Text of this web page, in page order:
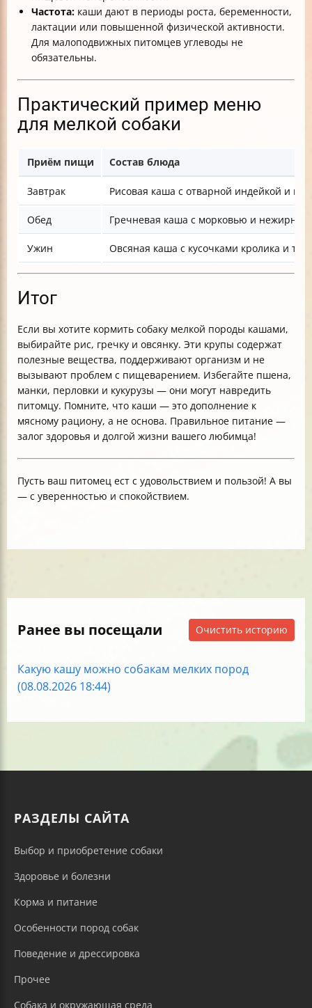
Частота: каши дают в периоды роста, беременности,
лактации или повышенной физической активности.
Для малоподвижных питомцев углеводы не
обязательны.
Практический пример меню
для мелкой собаки
Приём пищи Состав блюда
Завтрак Рисовая каша с отварной индейкой и
Обед Гречневая каша с морковью и нежирной
Ужин Овсяная каша с кусочками кролика и
Итог
Если вы хотите кормить собаку мелкой породы кашами,
выбирайте рис, гречку и овсянку. Эти крупы содержат
полезные вещества, поддерживают организм и не
вызывают проблем с пищеварением. Избегайте пшена,
манки, перловки и кукурузы — они могут навредить
питомцу. Помните, что каши — это дополнение к
мясному рациону, а не основа. Правильное питание —
залог здоровья и долгой жизни вашего любимца!
Пусть ваш питомец ест с удовольствием и пользой! А вы
— с уверенностью и спокойствием.
Ранее вы посещали Очистить историю
Какую кашу можно собакам мелких пород
(08.08.2026 18:44)
РАЗДЕЛЫ САЙТА
Выбор и приобретение собаки
Здоровье и болезни
Корма и питание
Особенности пород собак
Поведение и дрессировка
Прочее
Собака и окружающая среда